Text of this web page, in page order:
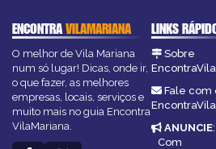
ENCONTRAVILAMARIANA
O melhor de Vila Mariana
num só lugar! Dicas, onde ir,
o que fazer, as melhores
empresas, locais, serviços e
muito mais no guia Encontra
VilaMariana.
LINKS
Sobre
Fale com
ANUNCIE:
Com